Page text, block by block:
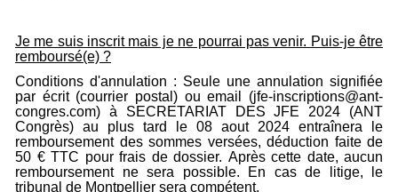
Je me suis inscrit mais je ne pourrai pas venir. Puis-je être
remboursé(e) ?
Conditions d'annulation : Seule une annulation signifiée
par écrit (courrier postal) ou email (jfe-inscriptions@ant-
congres.com) à SECRETARIAT DES JFE 2024 (ANT
Congrès) au plus tard le 08 aout 2024 entraînera le
remboursement des sommes versées, déduction faite de
50 € TTC pour frais de dossier. Après cette date, aucun
remboursement ne sera possible. En cas de litige, le
tribunal de Montpellier sera compétent.